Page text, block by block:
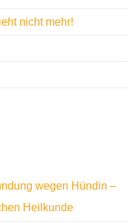
nicht mehr!
wegen Hündin –
Heilkunde